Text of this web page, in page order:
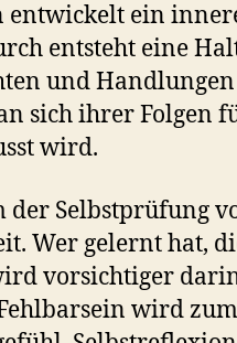
entwickelt ein
entsteht eine
und
sich ihrer Folgen
wird.
der Selbstprüfung
Wer gelernt hat,
vorsichtiger
wird